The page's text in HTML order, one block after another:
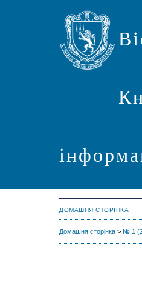
ДОМАШНЯ СТОРІНКА
Домашня сторінка > № 1